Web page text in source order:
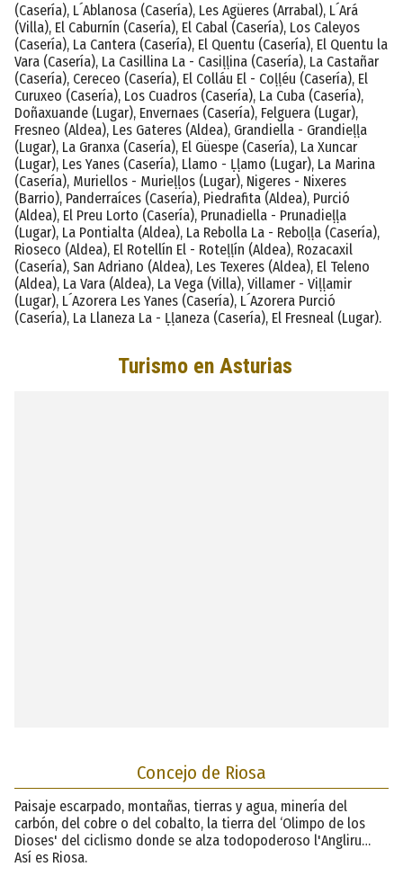
(Casería), L´Ablanosa (Casería), Les Agüeres (Arrabal), L´Ará
(Villa), El Caburnín (Casería), El Cabal (Casería), Los Caleyos
(Casería), La Cantera (Casería), El Quentu (Casería), El Quentu la
Vara (Casería), La Casillina La - Casiḷḷina (Casería), La Castañar
(Casería), Cereceo (Casería), El Colláu El - Coḷḷéu (Casería), El
Curuxeo (Casería), Los Cuadros (Casería), La Cuba (Casería),
Doñaxuande (Lugar), Envernaes (Casería), Felguera (Lugar),
Fresneo (Aldea), Les Gateres (Aldea), Grandiella - Grandieḷḷa
(Lugar), La Granxa (Casería), El Güespe (Casería), La Xuncar
(Lugar), Les Yanes (Casería), Llamo - Ḷḷamo (Lugar), La Marina
(Casería), Muriellos - Murieḷḷos (Lugar), Nigeres - Nixeres
(Barrio), Panderraíces (Casería), Piedrafita (Aldea), Purció
(Aldea), El Preu Lorto (Casería), Prunadiella - Prunadieḷḷa
(Lugar), La Pontialta (Aldea), La Rebolla La - Reboḷḷa (Casería),
Rioseco (Aldea), El Rotellín El - Roteḷḷín (Aldea), Rozacaxil
(Casería), San Adriano (Aldea), Les Texeres (Aldea), El Teleno
(Aldea), La Vara (Aldea), La Vega (Villa), Villamer - Viḷḷamir
(Lugar), L´Azorera Les Yanes (Casería), L´Azorera Purció
(Casería), La Llaneza La - Ḷḷaneza (Casería), El Fresneal (Lugar).
Concejo de Riosa
Paisaje escarpado, montañas, tierras y agua, minería del
carbón, del cobre o del cobalto, la tierra del ‘Olimpo de los
Dioses' del ciclismo donde se alza todopoderoso l'Angliru…
Así es Riosa.